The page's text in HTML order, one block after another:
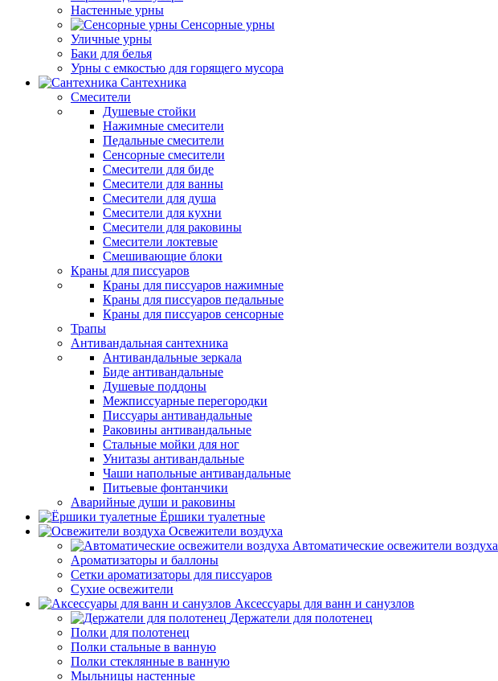
Настенные урны
Сенсорные урны
Уличные урны
Баки для белья
Урны с емкостью для горящего мусора
Сантехника
Смесители
Душевые стойки
Нажимные смесители
Педальные смесители
Сенсорные смесители
Смесители для биде
Смесители для ванны
Смесители для душа
Смесители для кухни
Смесители для раковины
Смесители локтевые
Смешивающие блоки
Краны для писсуаров
Краны для писсуаров нажимные
Краны для писсуаров педальные
Краны для писсуаров сенсорные
Трапы
Антивандальная сантехника
Антивандальные зеркала
Биде антивандальные
Душевые поддоны
Межписсуарные перегородки
Писсуары антивандальные
Раковины антивандальные
Стальные мойки для ног
Унитазы антивандальные
Чаши напольные антивандальные
Питьевые фонтанчики
Аварийные души и раковины
Ёршики туалетные
Освежители воздуха
Автоматические освежители воздуха
Ароматизаторы и баллоны
Сетки ароматизаторы для писсуаров
Сухие освежители
Аксессуары для ванн и санузлов
Держатели для полотенец
Полки для полотенец
Полки стальные в ванную
Полки стеклянные в ванную
Мыльницы настенные